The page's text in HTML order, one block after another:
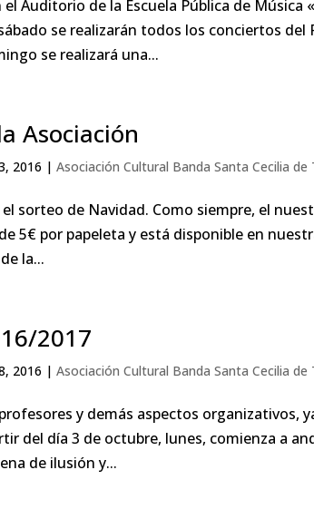
Auditorio de la Escuela Pública de Música
se realizarán todos los conciertos del
se realizará una...
Asociación
2016 |Asociación Cultural Banda Santa Cecilia de
sorteo de Navidad. Como siempre, el
5€ por papeleta y está disponible en
la...
2017
2016 |Asociación Cultural Banda Santa Cecilia de
y demás aspectos organizativos,
del día 3 de octubre, lunes, comienza a
de ilusión y...